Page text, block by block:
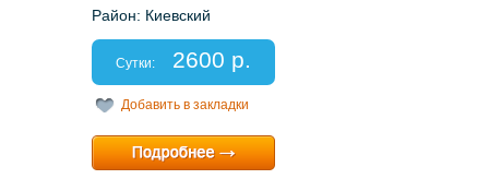
Район: Киевский
Спальных мест: 2+1
Отчетные документы: есть
Сутки: 2600 р.
Добавить в закладки
Минимальный срок:1 суток
Расчетный час:12:00